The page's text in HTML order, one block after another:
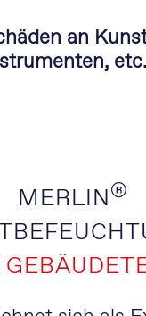
an
etc.
MERLIN®